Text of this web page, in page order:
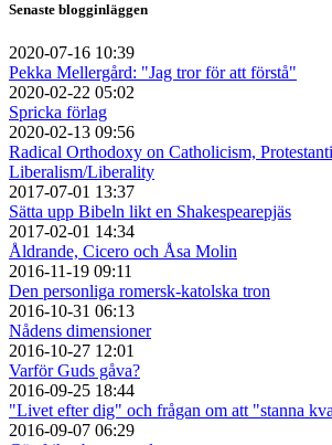
Senaste blogginläggen
2020-07-16 10:39
Pekka Mellergård: "Jag tror för att förstå"
2020-02-22 05:02
Spricka förlag
2020-02-13 09:56
Radical Orthodoxy on Catholicism,
Liberalism/Liberality
2017-07-01 13:37
Sätta upp Bibeln likt en Shakespearepjäs
2017-02-01 14:34
Åldrande, Cicero och Åsa Molin
2016-11-19 09:11
Den personliga romersk-katolska tron
2016-10-31 06:13
Nådens dimensioner
2016-10-27 12:01
Varför Guds gåva?
2016-09-25 18:44
"Livet efter dig" och frågan om att "stanna
2016-09-07 06:29